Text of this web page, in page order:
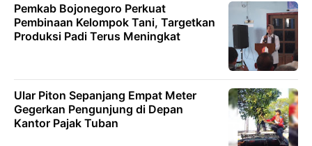
Pemkab Bojonegoro Perkuat
Pembinaan Kelompok Tani, Targetkan
Produksi Padi Terus Meningkat
Ular Piton Sepanjang Empat Meter
Gegerkan Pengunjung di Depan
Kantor Pajak Tuban